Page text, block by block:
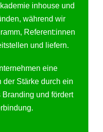
inhouse und
während wir
Referent:innen
und liefern.
eine
Stärke durch ein
und fördert